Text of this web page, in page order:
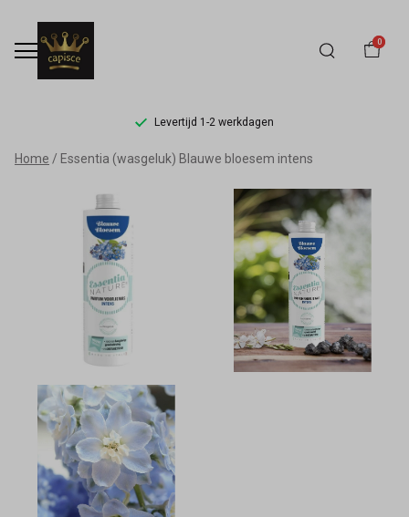
0
Levertijd 1-2 werkdagen
Essentia
(wasgeluk)
Blauwe
bloesem
intens
Capisce
Mode
Home Essentia (wasgeluk) Blauwe bloesem intens